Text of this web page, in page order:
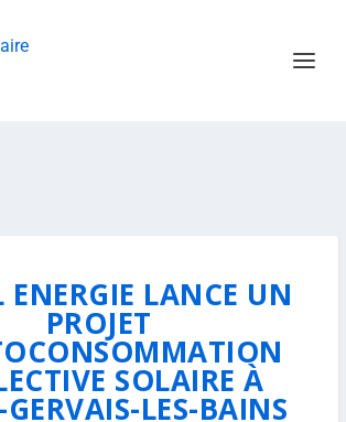
ENERGIE LANCE UN
PROJET
SOLAIRE À
LES-BAINS